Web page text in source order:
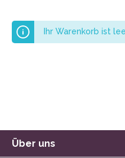
Ihr Warenkorb ist
Über uns